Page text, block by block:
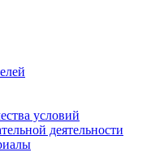
условий
деятельности